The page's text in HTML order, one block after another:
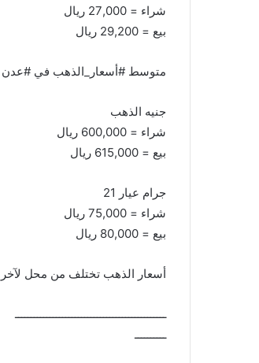
شراء = 27,000 ريال
بيع = 29,200 ريال
متوسط #أسعار_الذهب في #عدن
جنيه الذهب
شراء = 600,000 ريال
بيع = 615,000 ريال
جرام عيار 21
شراء = 75,000 ريال
بيع = 80,000 ريال
أسعار الذهب تختلف من محل لآخر
ــــــــــــــــــــــــــــــــــــــــــــــــ
ــــــــــ